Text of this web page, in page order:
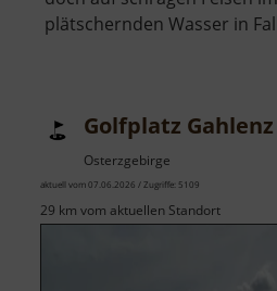
plätschernden Wasser in
Golfplatz Gahlenz
Osterzgebirge
aktuell vom 07.06.2026 / Zugriffe: 5109
29 km vom aktuellen Standort